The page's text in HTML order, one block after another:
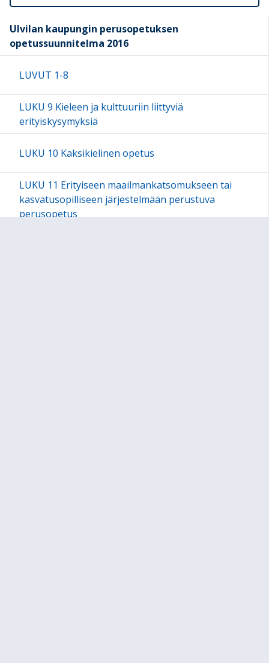
Ulvilan kaupungin perusopetuksen
opetussuunnitelma 2016
LUVUT 1-8
LUKU 9 Kieleen ja kulttuuriin liittyviä
erityiskysymyksiä
LUKU 10 Kaksikielinen opetus
LUKU 11 Erityiseen maailmankatsomukseen tai
kasvatusopilliseen järjestelmään perustuva
perusopetus